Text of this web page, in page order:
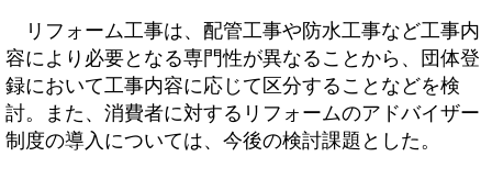
リフォーム工事は、配管工事や防水工事など工事内
容により必要となる専門性が異なることから、団体登
録において工事内容に応じて区分することなどを検
討。また、消費者に対するリフォームのアドバイザー
制度の導入については、今後の検討課題とした。